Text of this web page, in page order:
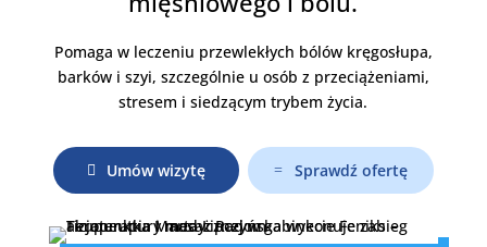
Pomaga w leczeniu przewlekłych bólów kręgosłupa,
barków i szyi, szczególnie u osób z przeciążeniami,
stresem i siedzącym trybem życia.
Umów wizytę Sprawdź ofertę